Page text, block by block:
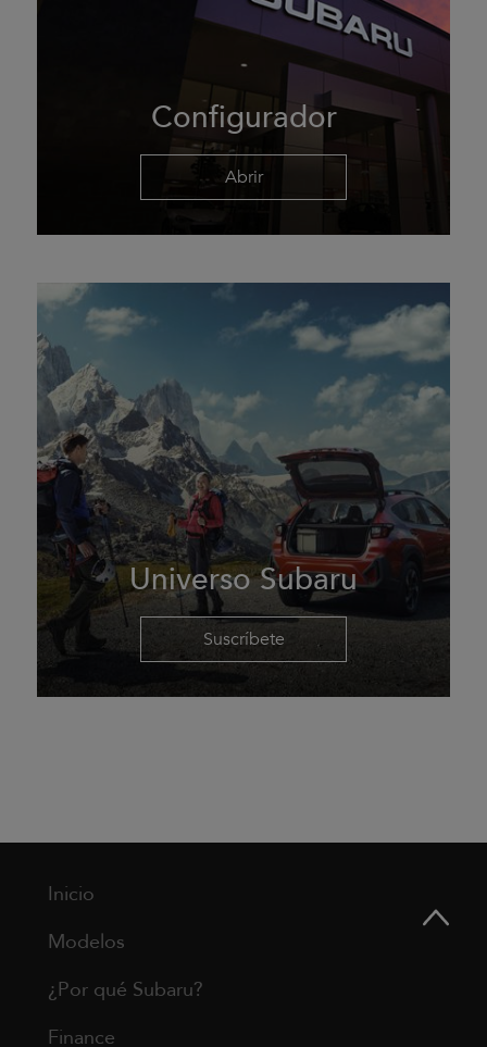
Configurador
Abrir
Universo Subaru
Suscríbete
Inicio
Modelos
¿Por qué Subaru?
Finance